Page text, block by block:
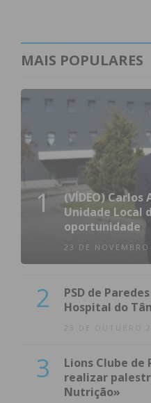
MAIS POPULARES
1
(VÍDEO)
Unidade Local
oportunidade
23 DE
2
PSD de
Hospital do
23 DE OUTUBRO
3
Lions Clube de
realizar
Nutrição»